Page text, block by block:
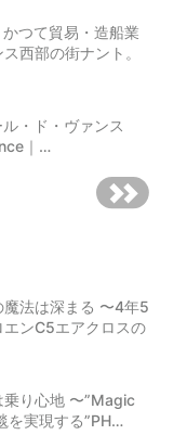
つて貿易・造船業
西部の街ナント。
・ド・ヴァンス
｜…
法は深まる 〜4年5
ンC5エアクロスの
乗り心地 〜”Magic
を実現する”PH…